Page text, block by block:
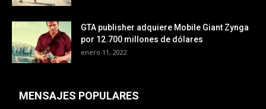
GTA publisher adquiere Mobile Giant Zynga
por 12.700 millones de dólares
enero 11, 2022
MENSAJES POPULARES